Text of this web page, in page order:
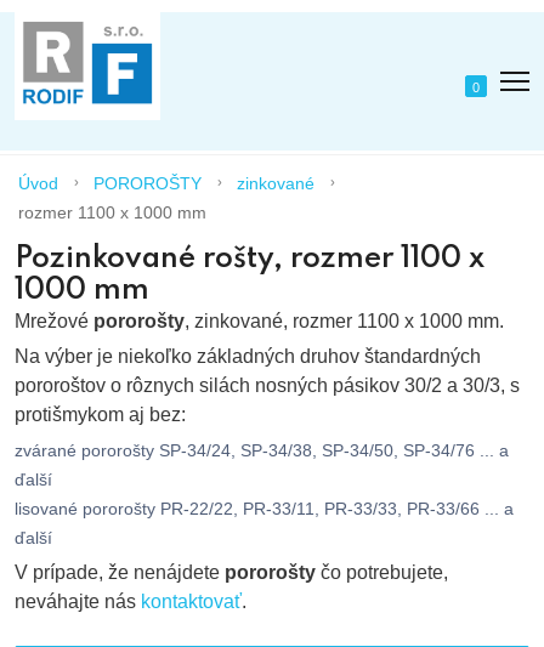
0
Úvod POROROŠTY
zinkované
rozmer 1100 x 1000 mm
Pozinkované rošty, rozmer 1100 x
1000 mm
Mrežové pororošty, zinkované, rozmer 1100 x 1000 mm.
Na výber je niekoľko základných druhov štandardných
pororoštov o rôznych silách nosných pásikov 30/2 a 30/3, s
protišmykom aj bez:
zvárané pororošty SP-34/24, SP-34/38, SP-34/50, SP-34/76 ... a
ďalší
lisované pororošty PR-22/22, PR-33/11, PR-33/33, PR-33/66 ... a
ďalší
V prípade, že nenájdete pororošty čo potrebujete,
neváhajte nás kontaktovať.